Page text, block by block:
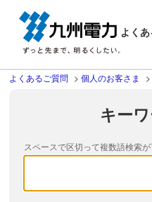
よくあ
よくあるご質問 >個人のお客さま
キー
スペースで区切って複数語検索